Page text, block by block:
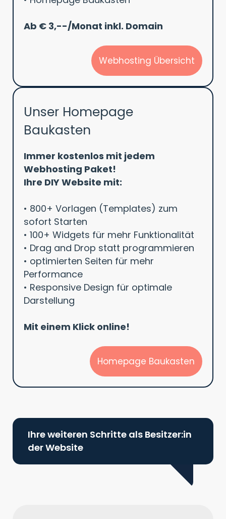
Ab € 3,--/Monat inkl. Domain
Webhosting Übersicht
Unser Homepage
Baukasten
Immer kostenlos mit jedem
Webhosting Paket!
Ihre DIY Website mit:
• 800+ Vorlagen (Templates) zum
sofort Starten
• 100+ Widgets für mehr Funktionalität
• Drag and Drop statt programmieren
• optimierten Seiten für mehr
Performance
• Responsive Design für optimale
Darstellung
Mit einem Klick online!
Homepage Baukasten
Ihre weiteren Schritte als Besitzer:in
der Website